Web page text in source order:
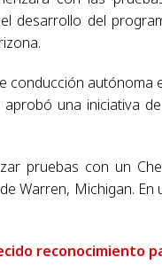
desarrollo del
conducción
una iniciativa
pruebas con un
Warren, Michigan.
reconocimiento